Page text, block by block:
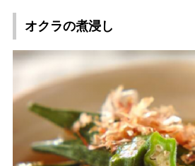
オクラの煮浸し